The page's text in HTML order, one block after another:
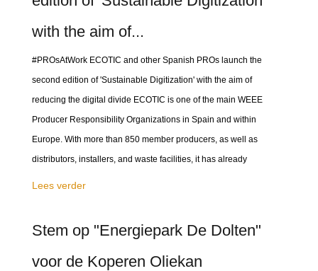
with the aim of...
#PROsAtWork ECOTIC and other Spanish PROs launch the
second edition of 'Sustainable Digitization' with the aim of
reducing the digital divide ECOTIC is one of the main WEEE
Producer Responsibility Organizations in Spain and within
Europe. With more than 850 member producers, as well as
distributors, installers, and waste facilities, it has already
Lees verder
Stem op "Energiepark De Dolten"
voor de Koperen Oliekan